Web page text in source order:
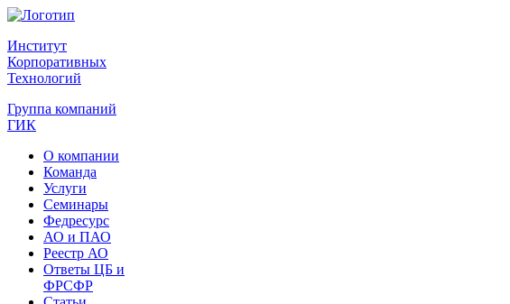
Институт
Корпоративных
Технологий
Группа компаний
ГИК
О компании
Команда
Услуги
Семинары
Федресурс
АО и ПАО
Реестр АО
Ответы ЦБ и
ФРСФР